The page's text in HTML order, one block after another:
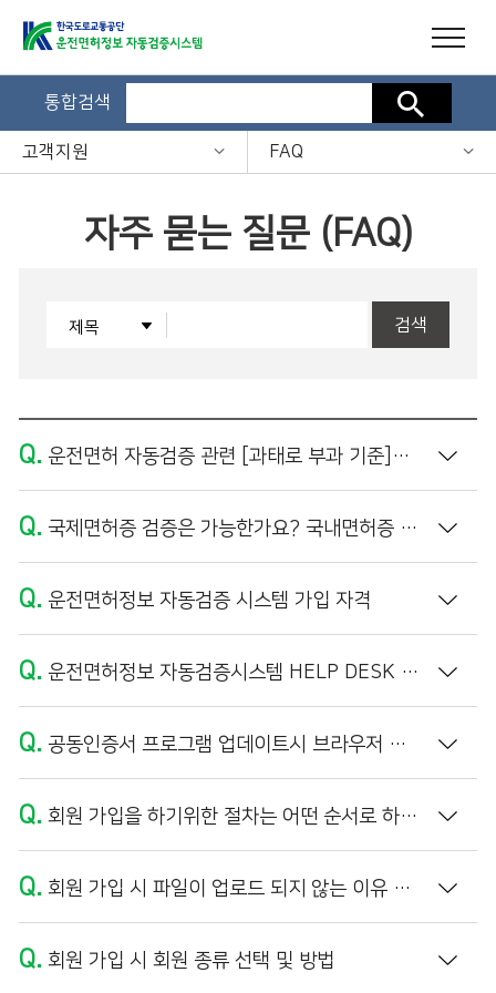
통합검색 검색
고객지원 FAQ
자주 묻는 질문 (FAQ)
검색
Q. 운전면허 자동검증 관련 [과태로 부과 기준]은 어떻게 되나요?
Q. 국제면허증 검증은 가능한가요? 국내면허증 외국인 이름의 정보 불일치가 나타납니다.
Q. 운전면허정보 자동검증 시스템 가입 자격
Q. 운전면허정보 자동검증시스템 HELP DESK 운영 시간
Q. 공동인증서 프로그램 업데이트시 브라우저 캐시 삭제 방법
Q. 회원 가입을 하기위한 절차는 어떤 순서로 하나요?
Q. 회원 가입 시 파일이 업로드 되지 않는 이유 및 해결방법 (PDF 파일 만들기)
Q. 회원 가입 시 회원 종류 선택 및 방법